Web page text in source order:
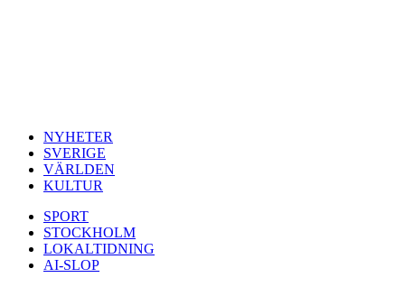
NYHETER
SVERIGE
VÄRLDEN
KULTUR
SPORT
STOCKHOLM
LOKALTIDNING
AI-SLOP